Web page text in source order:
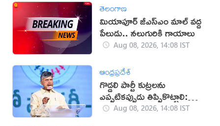
తెలంగాణ
మియాపూర్‌ జీఎస్‌ఎం మాల్‌ వద్ద
పేలుడు.. నలుగురికి గాయాలు
Aug 08, 2026, 14:08 IST
ఆంధ్రప్రదేశ్
గొడ్డలి పార్టీ కుట్రలను
ఎప్పటికప్పుడు తిప్పికొట్టాలి:
చంద్రబాబు
Aug 08, 2026, 14:08 IST